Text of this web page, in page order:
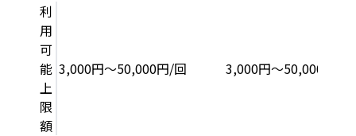
利
用
可
能
上
限
額
3,000円〜50,000円/回 3,000円〜50,000円/回